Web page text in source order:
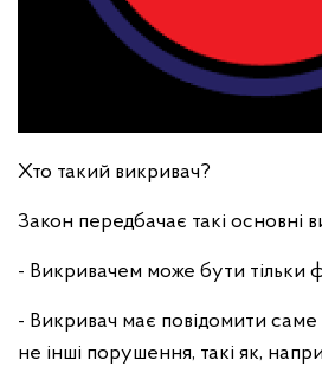
Хто такий викривач?
Закон передбачає такі основні
- Викривачем може бути тільки
- Викривач має повідомити саме
не інші порушення, такі як,